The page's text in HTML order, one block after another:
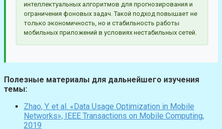
интеллектуальных алгоритмов для прогнозирования и
ограничения фоновых задач. Такой подход повышает не
только экономичность, но и стабильность работы
мобильных приложений в условиях нестабильных сетей.
Полезные материалы для дальнейшего изучения
темы:
Zhao, Y. et al. «Data Usage Optimization in Mobile
Networks», IEEE Transactions on Mobile Computing,
2019